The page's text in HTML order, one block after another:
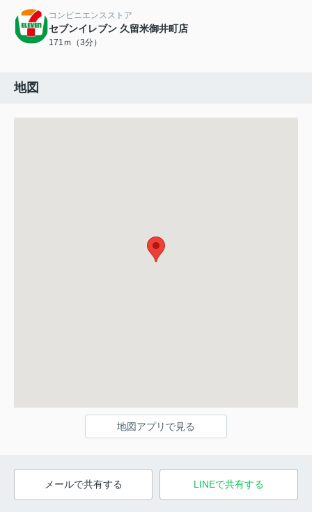
コンビニエンスストア
セブンイレブン 久留米御井町店
171ｍ（3分）
地図
地図アプリで見る
メールで共有する LINEで共有する